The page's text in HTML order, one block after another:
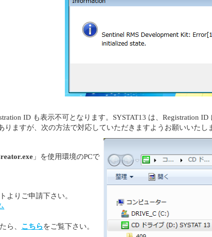
ID も表示不可となります。SYSTAT13 は、Registration
ますが、次の方法で対応していただきますようお願いいたし
」を使用環境のPCで
よりご申請下さい。
ら、 こちらをご覧下さい。